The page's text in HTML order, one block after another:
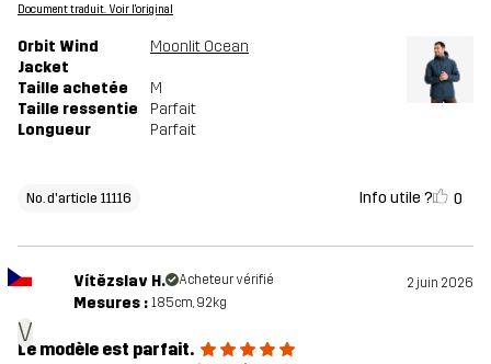
Document traduit. Voir l'original
Orbit Wind
Jacket
Moonlit Ocean
Taille achetée
M
Taille ressentie
Parfait
Longueur
Parfait
No. d'article 11116 Info utile ? 0
V
Vítězslav H. Acheteur vérifié 2 juin 2026
Mesures : 185cm, 92kg
Le modèle est parfait.